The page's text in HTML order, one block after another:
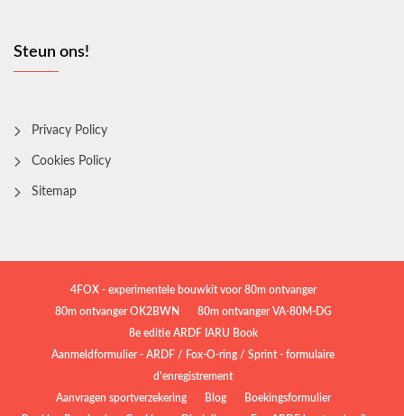
Steun ons!
Privacy Policy
Cookies Policy
Sitemap
4FOX - experimentele bouwkit voor 80m ontvanger
80m ontvanger OK2BWN
80m ontvanger VA-80M-DG
8e editie ARDF IARU Book
Aanmeldformulier - ARDF / Fox-O-ring / Sprint - formulaire
d'enregistrement
Aanvragen sportverzekering
Blog
Boekingsformulier